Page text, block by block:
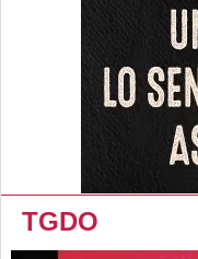
TGDO